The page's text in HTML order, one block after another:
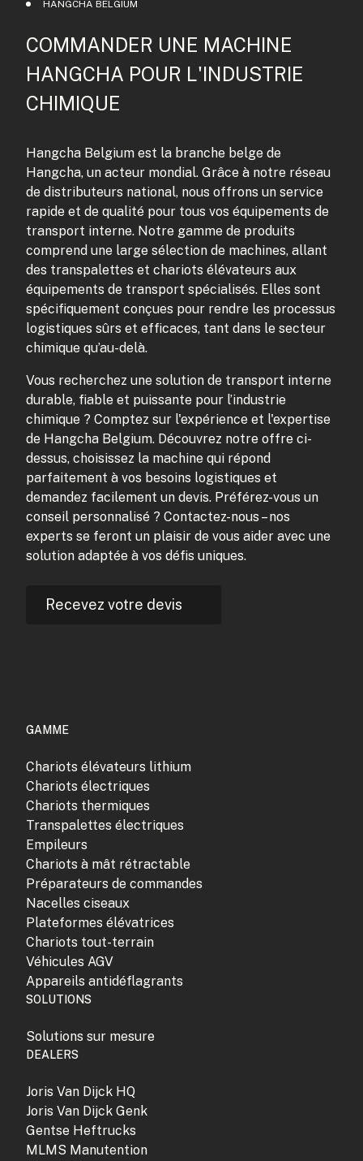
HANGCHA BELGIUM
COMMANDER UNE MACHINE
HANGCHA POUR L'INDUSTRIE
CHIMIQUE
Hangcha Belgium est la branche belge de
Hangcha, un acteur mondial. Grâce à notre réseau
de distributeurs national, nous offrons un service
rapide et de qualité pour tous vos équipements de
transport interne. Notre gamme de produits
comprend une large sélection de machines, allant
des transpalettes et chariots élévateurs aux
équipements de transport spécialisés. Elles sont
spécifiquement conçues pour rendre les processus
logistiques sûrs et efficaces, tant dans le secteur
chimique qu’au-delà.
Vous recherchez une solution de transport interne
durable, fiable et puissante pour l’industrie
chimique ? Comptez sur l'expérience et l'expertise
de Hangcha Belgium. Découvrez notre offre ci-
dessus, choisissez la machine qui répond
parfaitement à vos besoins logistiques et
demandez facilement un devis. Préférez-vous un
conseil personnalisé ? Contactez-nous – nos
experts se feront un plaisir de vous aider avec une
solution adaptée à vos défis uniques.
Recevez votre devis
GAMME
Chariots élévateurs lithium
Chariots électriques
Chariots thermiques
Transpalettes électriques
Empileurs
Chariots à mât rétractable
Préparateurs de commandes
Nacelles ciseaux
Plateformes élévatrices
Chariots tout-terrain
Véhicules AGV
Appareils antidéflagrants
SOLUTIONS
Solutions sur mesure
DEALERS
Joris Van Dijck HQ
Joris Van Dijck Genk
Gentse Heftrucks
MLMS Manutention